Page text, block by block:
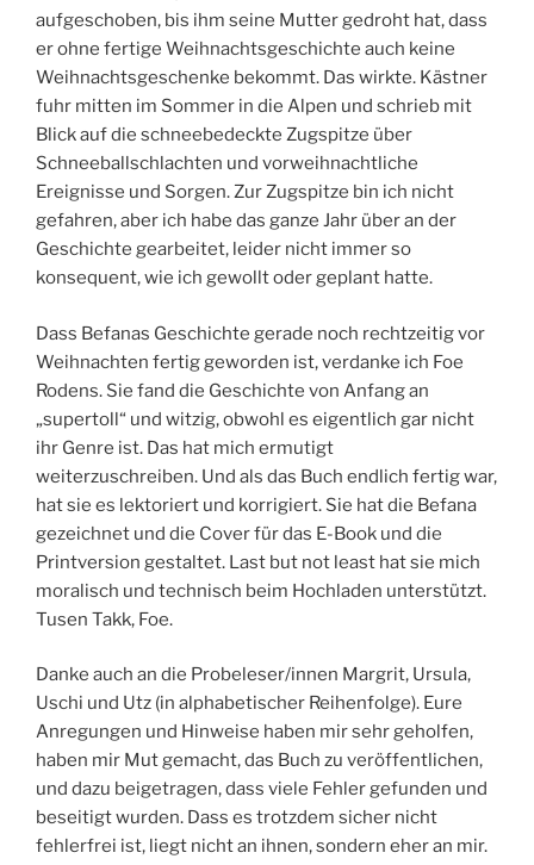
aufgeschoben, bis ihm seine Mutter gedroht hat, dass
er ohne fertige Weihnachtsgeschichte auch keine
Weihnachtsgeschenke bekommt. Das wirkte. Kästner
fuhr mitten im Sommer in die Alpen und schrieb mit
Blick auf die schneebedeckte Zugspitze über
Schneeballschlachten und vorweihnachtliche
Ereignisse und Sorgen. Zur Zugspitze bin ich nicht
gefahren, aber ich habe das ganze Jahr über an der
Geschichte gearbeitet, leider nicht immer so
konsequent, wie ich gewollt oder geplant hatte.
Dass Befanas Geschichte gerade noch rechtzeitig vor
Weihnachten fertig geworden ist, verdanke ich Foe
Rodens. Sie fand die Geschichte von Anfang an
„supertoll“ und witzig, obwohl es eigentlich gar nicht
ihr Genre ist. Das hat mich ermutigt
weiterzuschreiben. Und als das Buch endlich fertig war,
hat sie es lektoriert und korrigiert. Sie hat die Befana
gezeichnet und die Cover für das E-Book und die
Printversion gestaltet. Last but not least hat sie mich
moralisch und technisch beim Hochladen unterstützt.
Tusen Takk, Foe.
Danke auch an die Probeleser/innen Margrit, Ursula,
Uschi und Utz (in alphabetischer Reihenfolge). Eure
Anregungen und Hinweise haben mir sehr geholfen,
haben mir Mut gemacht, das Buch zu veröffentlichen,
und dazu beigetragen, dass viele Fehler gefunden und
beseitigt wurden. Dass es trotzdem sicher nicht
fehlerfrei ist, liegt nicht an ihnen, sondern eher an mir.